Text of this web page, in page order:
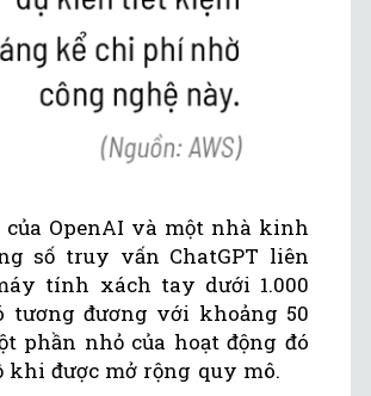
OpenAI và một nhà kinh
số truy vấn ChatGPT liên
tính xách tay dưới 1.000
tương đương với khoảng 50
phần nhỏ của hoạt động đó
được mở rộng quy mô.